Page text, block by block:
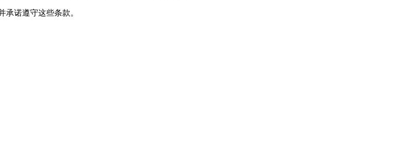
诺遵守这些条款。